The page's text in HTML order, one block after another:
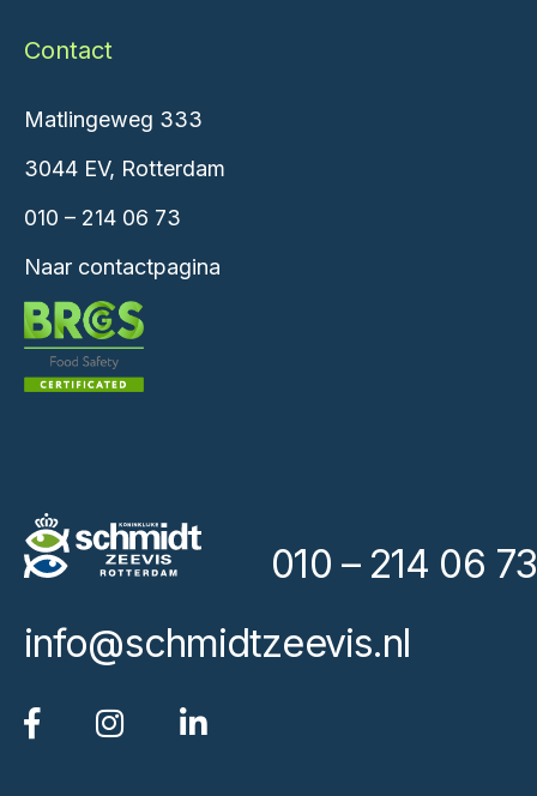
Contact
Matlingeweg 333
3044 EV, Rotterdam
010 – 214 06 73
Naar contactpagina
010 – 214 06 73
info@schmidtzeevis.nl